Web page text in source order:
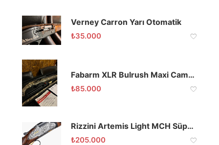
Verney Carron Yarı Otomatik
₺35.000
Fabarm XLR Bulrush Maxi Camo Max5 Yarı Otomatik
₺85.000
Rizzini Artemis Light MCH Süperpoze Av Tüfeği
₺205.000